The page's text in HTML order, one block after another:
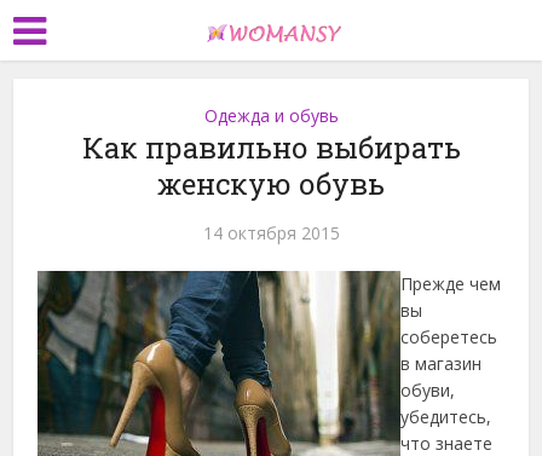
Одежда и обувь
Как правильно выбирать
женскую обувь
14 октября 2015
Прежде чем
вы
соберетесь
в магазин
обуви,
убедитесь,
что знаете